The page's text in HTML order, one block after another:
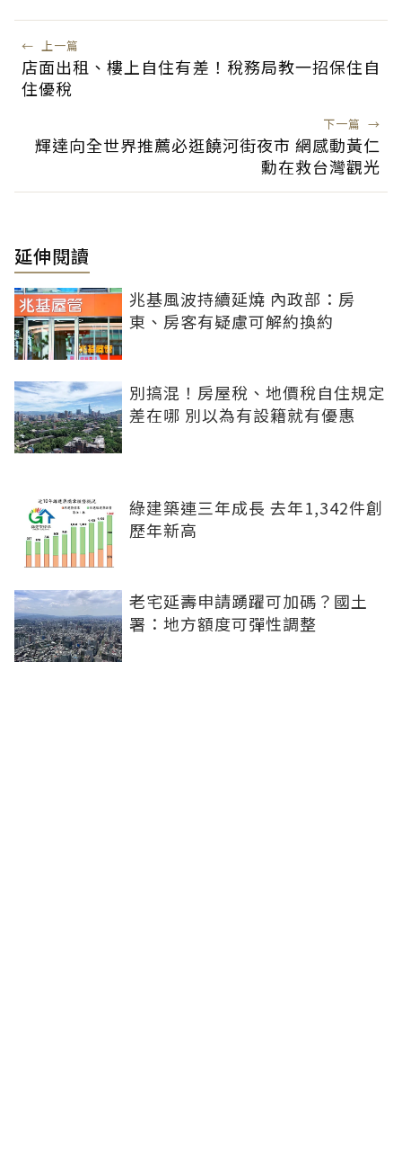
← 上一篇
店面出租、樓上自住有差！稅務局教一招保住自
住優稅
下一篇 →
輝達向全世界推薦必逛饒河街夜市 網感動黃仁
勳在救台灣觀光
延伸閱讀
兆基風波持續延燒 內政部：房
東、房客有疑慮可解約換約
別搞混！房屋稅、地價稅自住規定
差在哪 別以為有設籍就有優惠
綠建築連三年成長 去年1,342件創
歷年新高
老宅延壽申請踴躍可加碼？國土
署：地方額度可彈性調整